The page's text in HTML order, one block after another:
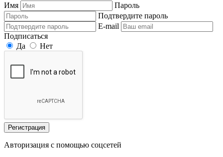
Имя
Пароль
Подтвердите пароль
E-mail
Подписаться
Да
Нет
Регистрация
Авторизация с помощью соцсетей